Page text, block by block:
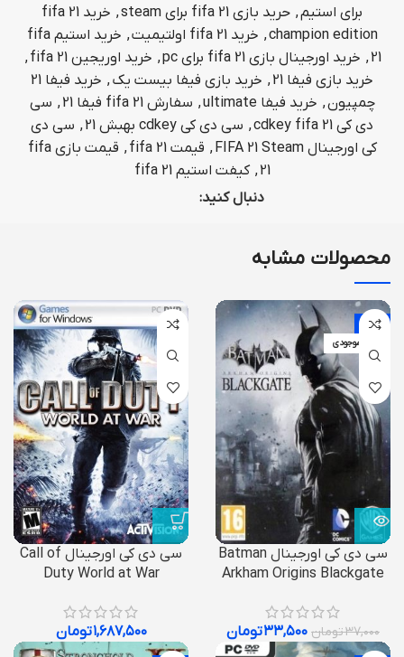
برای استیم, حرید بازی fifa 21 برای steam ,
خرید fifa 21
champion edition
, خرید fifa 21 اولتیمیت ,
خرید استیم fifa
21
, خرید اورجینال بازی fifa 21 برای pc , خرید اوریجین fifa 21
,
خرید بازی فیفا 21
, خرید بازی فیفا بیست یک,
خرید فیفا 21
چمپیون, خرید فیفا ultimate , سفارش fifa 21 فیفا 21 , سی
دی کی cdkey fifa 21
, سی دی کی cdkey بهبش 21 , سی دی
کی اورجینال FIFA 21 Steam
, قیمت fifa 21 ,
قیمت بازی fifa
21
, کیفت استیم fifa 21
دنبال کنید:
محصولات مشابه
-9%
اتمام موجودی
سی دی کی اورجینال Batman
Arkham Origins Blackgate
۳۷,۰۰۰تومان ۳۳,۵۰۰تومان
سی دی کی اورجینال Call of
Duty World at War
۱,۶۸۷,۵۰۰تومان